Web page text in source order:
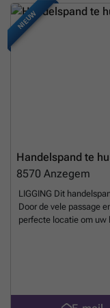
Onmiddellijk
weten?
NIEUW
Handelspand te
8570 Anzegem
LIGGING Dit
Door de vele passage
perfecte locatie om uw
aandacht van
productpresentatie.
winkelruimte die
bureauruimte en een